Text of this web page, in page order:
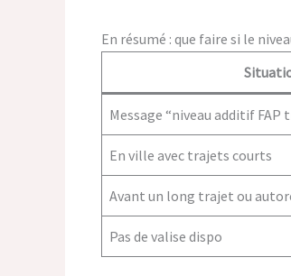
En résumé : que faire si le
Message “niveau additif FAP
En ville avec trajets courts
Avant un long trajet ou
Pas de valise dispo